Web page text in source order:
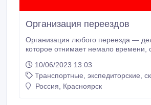
Организация переездов
Организация любого переезда —
которое отнимает немало времени, сил и средств.
каждого ресурсы. Для этого вам
специализированную компанию по
переездов. Наша транспортная
10/06/2023 13:03
Транспортные, экспедиторские,
Россия, Красноярск